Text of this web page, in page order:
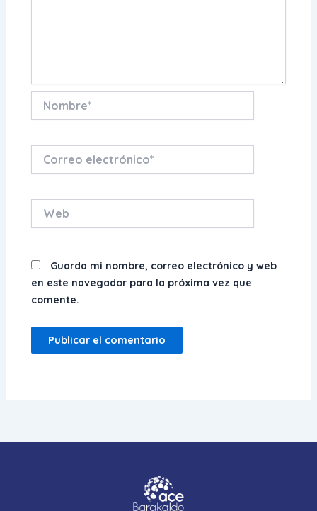
electrónico*
Guarda mi nombre, correo electrónico y web
en este navegador para la próxima vez que
comente.